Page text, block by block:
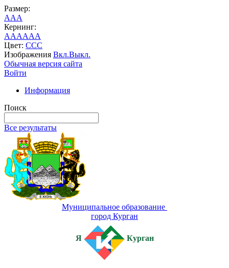
Размер:
AAA
Кернинг:
AAAAAA
Цвет: CCC
Изображения Вкл.Выкл.
Обычная версия сайта
Войти
Информация
Поиск
Все результаты
Муниципальное образование
город Курган
Я Курган